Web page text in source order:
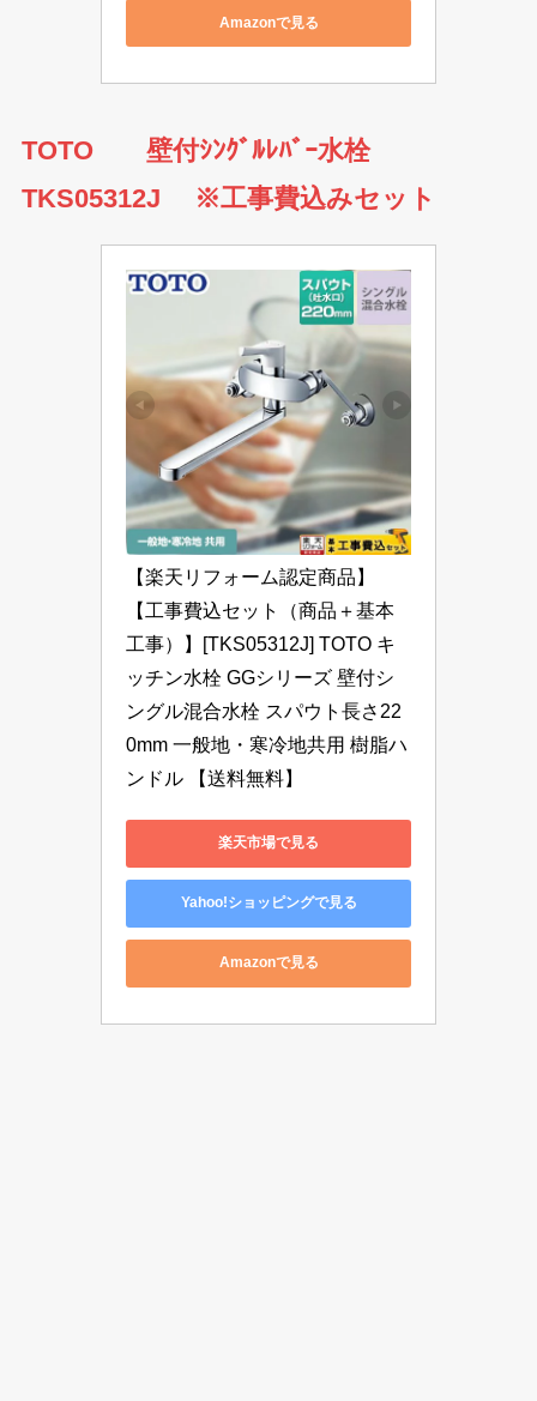
Amazonで見る
TOTO 壁付ｼﾝｸﾞﾙﾚﾊﾞｰ水栓
TKS05312J
※工事費込みセット
【楽天リフォーム認定商品】
【工事費込セット（商品＋基本
工事）】[TKS05312J] TOTO キ
ッチン水栓 GGシリーズ 壁付シ
ングル混合水栓 スパウト長さ22
0mm 一般地・寒冷地共用 樹脂ハ
ンドル 【送料無料】
楽天市場で見る
Yahoo!ショッピングで見る
Amazonで見る